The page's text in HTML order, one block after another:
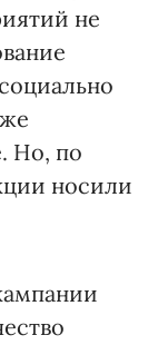
не
Но, по
носили